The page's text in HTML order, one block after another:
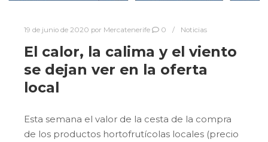
19 de junio de 2020 por Mercatenerife 0 Noticias
El calor, la calima y el viento
se dejan ver en la oferta
local
Esta semana el valor de la cesta de la compra
de los productos hortofrutícolas locales (precio